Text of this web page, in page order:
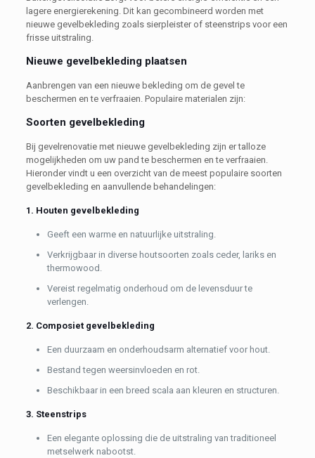
lagere energierekening. Dit kan gecombineerd worden met
nieuwe gevelbekleding zoals sierpleister of steenstrips voor een
frisse uitstraling.
Nieuwe gevelbekleding plaatsen
Aanbrengen van een nieuwe bekleding om de gevel te
beschermen en te verfraaien. Populaire materialen zijn:
Soorten gevelbekleding
Bij gevelrenovatie met nieuwe gevelbekleding zijn er talloze
mogelijkheden om uw pand te beschermen en te verfraaien.
Hieronder vindt u een overzicht van de meest populaire soorten
gevelbekleding en aanvullende behandelingen:
1. Houten gevelbekleding
Geeft een warme en natuurlijke uitstraling.
Verkrijgbaar in diverse houtsoorten zoals ceder, lariks en
thermowood.
Vereist regelmatig onderhoud om de levensduur te
verlengen.
2. Composiet gevelbekleding
Een duurzaam en onderhoudsarm alternatief voor hout.
Bestand tegen weersinvloeden en rot.
Beschikbaar in een breed scala aan kleuren en structuren.
3. Steenstrips
Een elegante oplossing die de uitstraling van traditioneel
metselwerk nabootst.